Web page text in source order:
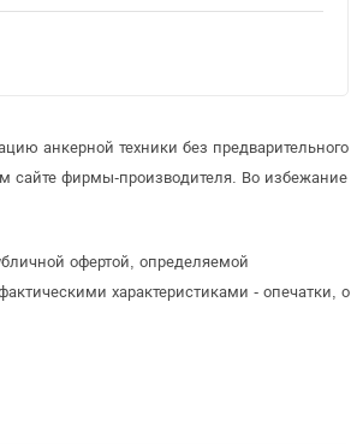
анкерной техники без предварительного
сайте фирмы-производителя. Во избежание
офертой, определяемой
характеристиками - опечатки, о